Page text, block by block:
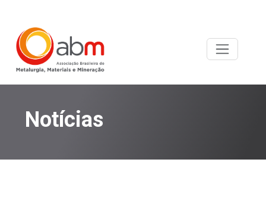
Notícias